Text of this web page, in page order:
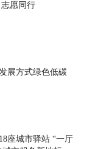
愿同行
展方式绿色低碳
座城市驿站 “一厅